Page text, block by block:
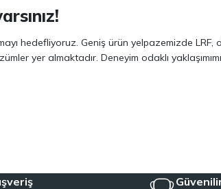
hedefliyoruz. Geniş ürün yelpazemizde LRF,
yer almaktadır. Deneyim odaklı
en güncel ve performans odaklı modellerinden
Her seviyeye uygun ekipmanları tek çatı